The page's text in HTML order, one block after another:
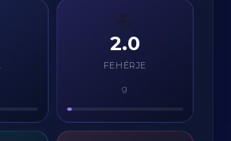
💪
2.0
FEHÉRJE
g